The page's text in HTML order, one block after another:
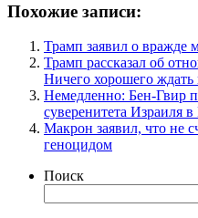
Похожие записи:
Трамп заявил о
Трамп рассказал об
Ничего хорошего ждать
Немедленно: Бен-Гвир
суверенитета Израиля
Макрон заявил, что не
геноцидом
Поиск